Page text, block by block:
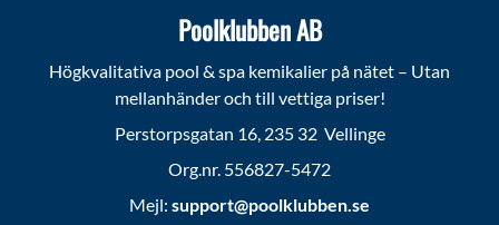
Poolklubben AB
Högkvalitativa pool & spa kemikalier på nätet – Utan
mellanhänder och till vettiga priser!
Perstorpsgatan 16, 235 32 Vellinge
Org.nr. 556827-5472
Mejl: support@poolklubben.se